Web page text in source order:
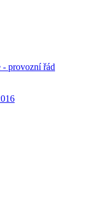
- provozní řád